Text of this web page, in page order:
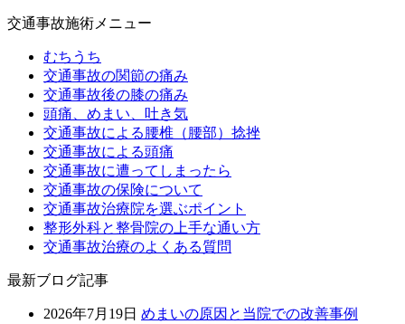
交通事故施術メニュー
むちうち
交通事故の関節の痛み
交通事故後の膝の痛み
頭痛、めまい、吐き気
交通事故による腰椎（腰部）捻挫
交通事故による頭痛
交通事故に遭ってしまったら
交通事故の保険について
交通事故治療院を選ぶポイント
整形外科と整骨院の上手な通い方
交通事故治療のよくある質問
最新ブログ記事
2026年7月19日 めまいの原因と当院での改善事例